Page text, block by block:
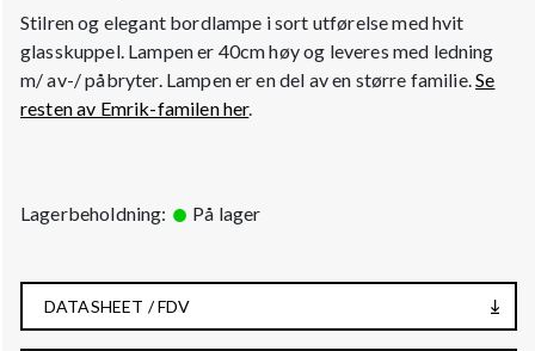
Stilren og elegant bordlampe i sort utførelse med hvit
glasskuppel. Lampen er 40cm høy og leveres med ledning
m/ av-/ påbryter. Lampen er en del av en større familie.Se
resten av Emrik-familen her.
Lagerbeholdning: På lager
DATASHEET / FDV